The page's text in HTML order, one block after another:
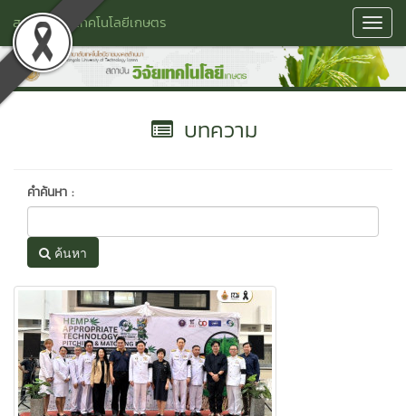
สถาบันวิจัยเทคโนโลยีเกษตร
บทความ
คำค้นหา :
ค้นหา